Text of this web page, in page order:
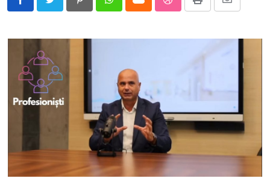
PinterestWhatsappCloud StumbleUpon
Print
Share
Email